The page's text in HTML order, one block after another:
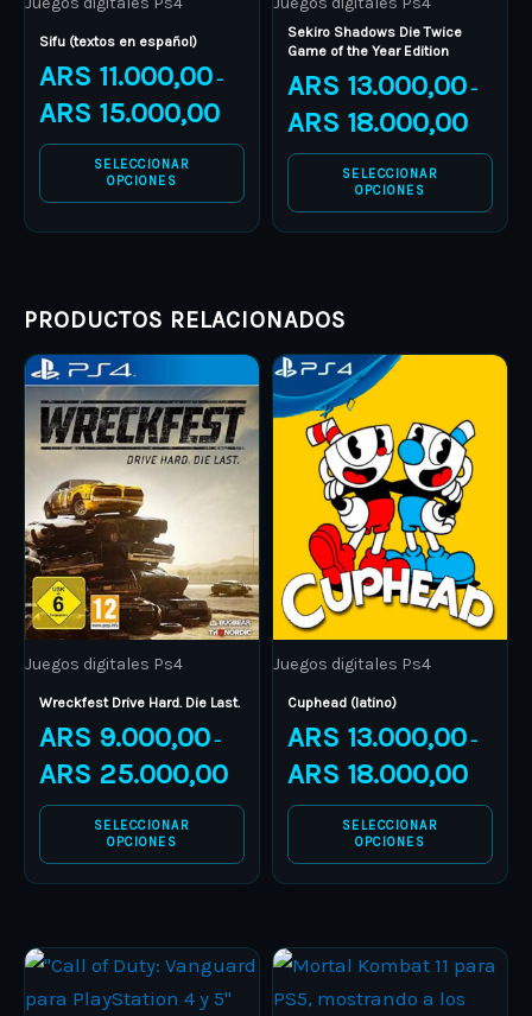
Sifu (textos en español)
ARS 11.000,00 –
ARS 15.000,00
SELECCIONAR
OPCIONES
chosen
on
the
product
page
Sekiro Shadows Die Twice
Game of the Year Edition
ARS 13.000,00 –
ARS 18.000,00
SELECCIONAR
OPCIONES
chosen
on
the
product
PRODUCTOS RELACIONADOS
Juegos digitales Ps4
Wreckfest Drive Hard. Die Last.
ARS 9.000,00 –
ARS 25.000,00
Price
range:
ARS 9.000,00
through
ARS 25.000,00
SELECCIONAR
OPCIONES
This
product
has
multiple
variants.
The
options
may
be
chosen
on
the
product
page
Juegos digitales Ps4
Cuphead (latino)
ARS 13.000,00 –
ARS 18.000,00
through
ARS
SELECCIONAR
OPCIONES
This
product
has
multiple
variants.
options
may
be
chosen
on
the
product
page
range:
ARS 8.000,00
This
product
Price
range:
This
product